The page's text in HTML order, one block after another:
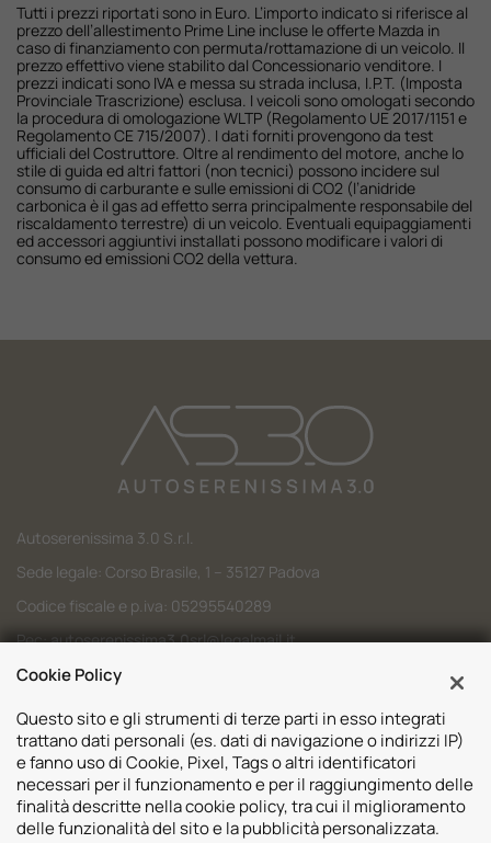
Tutti i prezzi riportati sono in Euro. L’importo indicato si riferisce al
prezzo dell’allestimento Prime Line incluse le offerte Mazda in
caso di finanziamento con permuta/rottamazione di un veicolo. Il
prezzo effettivo viene stabilito dal Concessionario venditore. I
prezzi indicati sono IVA e messa su strada inclusa, I.P.T. (Imposta
Provinciale Trascrizione) esclusa. I veicoli sono omologati secondo
la procedura di omologazione WLTP (Regolamento UE 2017/1151 e
Regolamento CE 715/2007). I dati forniti provengono da test
ufficiali del Costruttore. Oltre al rendimento del motore, anche lo
stile di guida ed altri fattori (non tecnici) possono incidere sul
consumo di carburante e sulle emissioni di CO2 (l’anidride
carbonica è il gas ad effetto serra principalmente responsabile del
riscaldamento terrestre) di un veicolo. Eventuali equipaggiamenti
ed accessori aggiuntivi installati possono modificare i valori di
consumo ed emissioni CO2 della vettura.
Autoserenissima 3.0 S.r.l.
Sede legale: Corso Brasile, 1 – 35127 Padova
Codice fiscale e p.iva: 05295540289
Pec:autoserenissima3.0srl@legalmail.it
Codice SDI: M5UXCR1
Sedi
Cookie Policy
Questo sito e gli strumenti di terze parti in esso integrati
trattano dati personali (es. dati di navigazione o indirizzi IP)
e fanno uso di Cookie, Pixel, Tags o altri identificatori
necessari per il funzionamento e per il raggiungimento delle
finalità descritte nella cookie policy, tra cui il miglioramento
delle funzionalità del sito e la pubblicità personalizzata.